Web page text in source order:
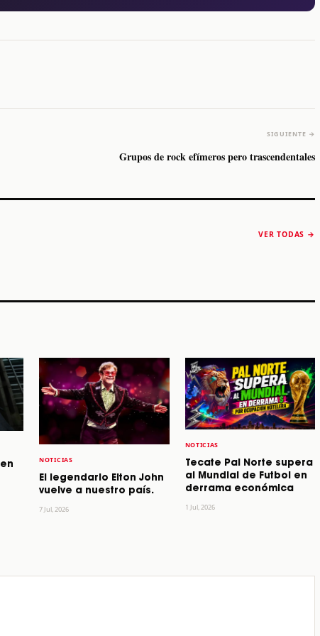
SIGUIENTE →
Grupos de rock efímeros pero trascendentales
VER TODAS →
NOTICIAS
El legendario Elton John
vuelve a nuestro país.
7 Jul, 2026
NOTICIAS
Tecate Pal Norte supera
al Mundial de Futbol en
derrama económica
1 Jul, 2026